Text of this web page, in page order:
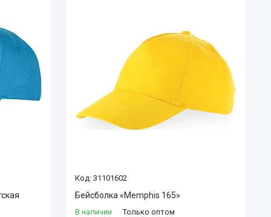
31101602
Бейсболка «Memphis 165»
В наличии Только оптом